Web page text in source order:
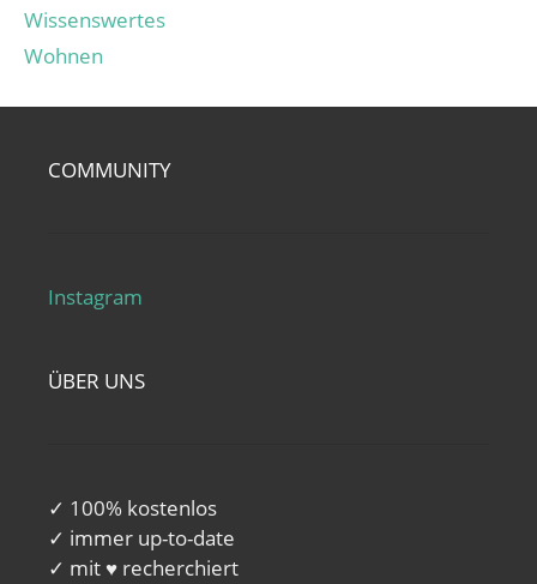
Wissenswertes
Wohnen
COMMUNITY
Instagram
ÜBER UNS
✓ 100% kostenlos
✓ immer up-to-date
✓ mit ♥ recherchiert